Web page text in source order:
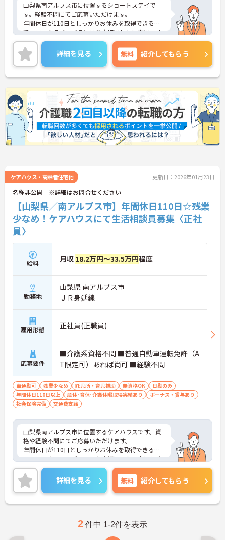
山梨県南アルプス市に位置するショートステイで
す。経験不問にてご応募いただけます。
年間休日が110日としっかりお休みを取得できるの
で、ワークライフバランスを大切にしたい方におす
すめです。
昇給や賞与制度があり頑張りが評価されてしっかり
と職員に還元されます。
ご興味のある方には、面接対策ポイントなど、さら
に詳細をお話しいたしますのでお気軽にご相談くだ
さい！
詳細を見る 無料 紹介してもらう
ケアハウス・高齢者住宅他 更新日：2026年01月23日
名称非公開 ※詳細はお問合せください
【山梨県／南アルプス市】年間休日110日☆残業
少なめ！ケアハウスにて生活相談員募集〈正社
員〉
給料 月収 18.2万円～33.5万円程度
勤務地
山梨県 南アルプス市
ＪＲ身延線
雇用形態 正社員(正職員)
応募要件
■介護系資格不問 ■普通自動車運転免許（A
T限定可）あれば尚可 ■経験不問
車通勤可 残業少なめ 託児所・育児補助 無資格OK
日勤のみ
年間休日110日以上
産休･育休･介護休暇取得実績あり
ボーナス・賞与あり
社会保険完備
交通費支給
山梨県南アルプス市に位置するケアハウスです。資
格や経験不問にてご応募いただけます。
年間休日が110日としっかりお休みを取得できるの
で、ワークライフバランスを大切にしたい方におす
すめです。
昇給や賞与制度があり頑張りが評価されてしっかり
と職員に還元されます。
ご興味のある方には、面接対策ポイントなど、さら
に詳細をお話しいたしますのでお気軽にご相談くだ
詳細を見る 無料 紹介してもらう
2 件中 1-2件を表示